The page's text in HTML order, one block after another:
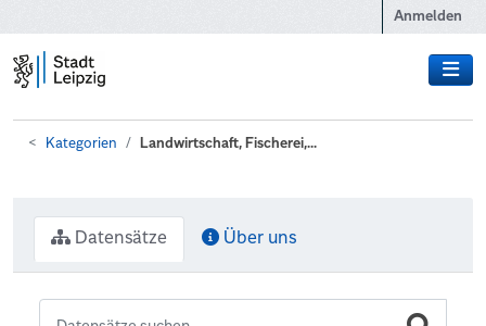
Anmelden
Kategorien Landwirtschaft, Fischerei,...
Datensätze Über uns